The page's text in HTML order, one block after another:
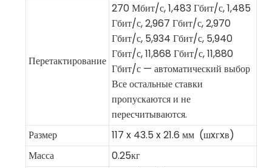
Перетактирование
270 Мбит/с, 1,483 Гбит/с, 1,485
Гбит/с, 2,967 Гбит/с, 2,970
Гбит/с, 5,934 Гбит/с, 5,940
Гбит/с, 11,868 Гбит/с, 11,880
Гбит/с — автоматический выбор
Все остальные ставки
пропускаются и не
пересчитываются.
Размер
117 x 43.5 x 21.6 мм (шxгxв)
Масса
0.25кг